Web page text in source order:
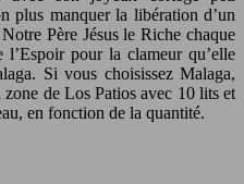
plus manquer la libération d’un
Père Jésus le Riche chaque
pour la clameur qu’elle
Si vous choisissez Malaga,
de Los Patios avec 10 lits et
en fonction de la quantité.